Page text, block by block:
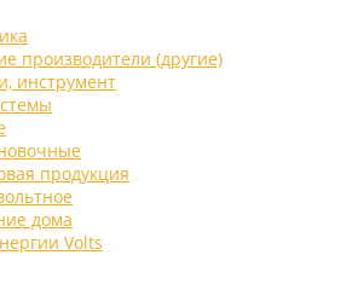
производители (другие)
инструмент
продукция
дома
Volts